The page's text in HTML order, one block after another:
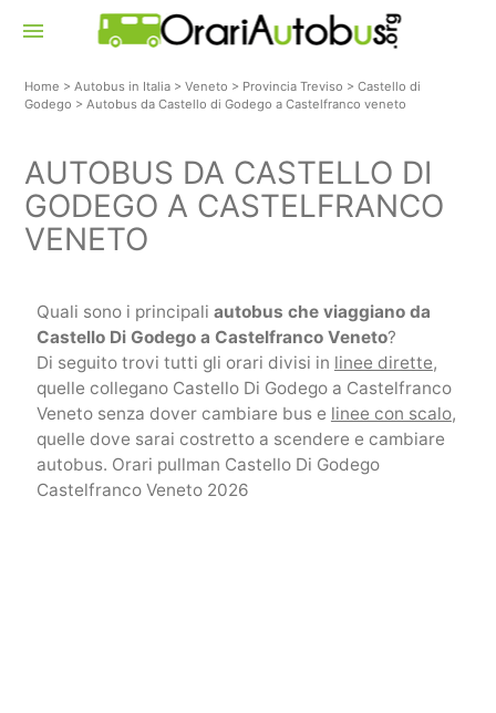
menu
Home >Autobus in Italia >Veneto > Provincia Treviso >Castello di
Godego >Autobus da Castello di Godego a Castelfranco veneto
AUTOBUS DA CASTELLO DI
GODEGO A CASTELFRANCO
VENETO
Quali sono i principali autobus che viaggiano da
Castello Di Godego a Castelfranco Veneto?
Di seguito trovi tutti gli orari divisi in linee dirette,
quelle collegano Castello Di Godego a Castelfranco
Veneto senza dover cambiare bus e linee con scalo,
quelle dove sarai costretto a scendere e cambiare
autobus. Orari pullman Castello Di Godego
Castelfranco Veneto 2026